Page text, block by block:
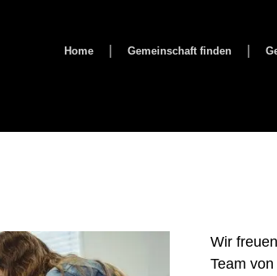
Home Gemeinschaft finden
Wir
Team